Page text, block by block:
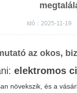
Idő：2025-11-19
az okos,
elektromos
növekszik, és a